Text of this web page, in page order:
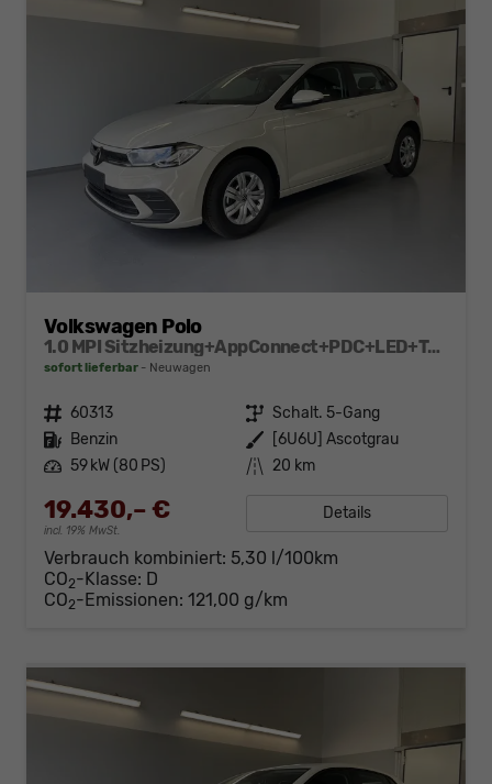
Volkswagen Polo
1.0 MPI Sitzheizung+AppConnect+PDC+LED+Touch+Lichtsensor+MultiLenkrad
sofort lieferbar Neuwagen
Fahrzeugnr. 60313 Getriebe Schalt. 5-Gang
Kraftstoff Benzin Außenfarbe
[6U6U] Ascotgrau
Leistung 59 kW (80 PS) Kilometerstand 20 km
19.430,– €
incl. 19% MwSt.
Details
Verbrauch kombiniert: 5,30 l/100km
CO2-Klasse: D
CO2-Emissionen: 121,00 g/km